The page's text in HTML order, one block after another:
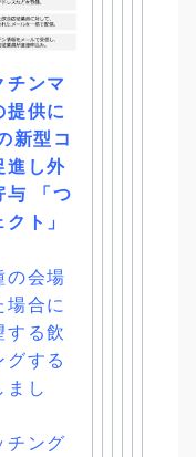
チンマ
提供に
新型コ
進し外
与 「つ
ト」
の会場
場合に
する飲
グする
まし
チング